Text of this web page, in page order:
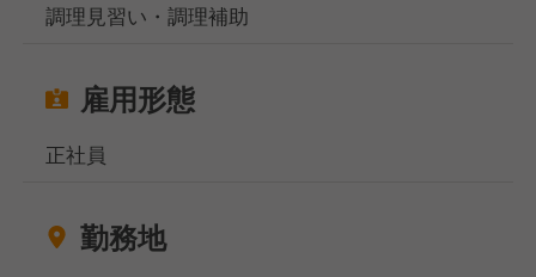
調理見習い・調理補助
雇用形態
正社員
勤務地